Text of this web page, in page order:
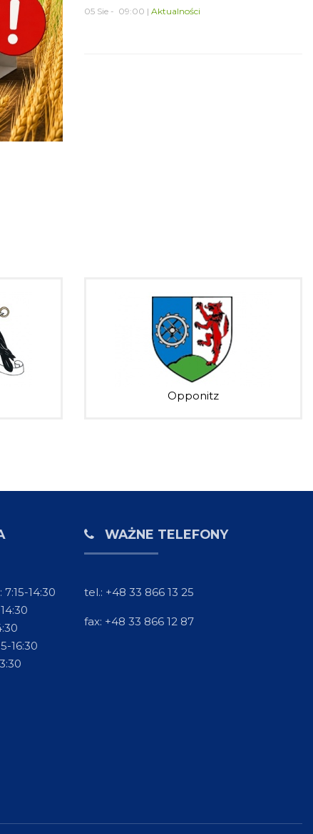
05 Sie - 09:00 | Aktualności
Opponitz
14:30
16:30
WAŻNE TELEFONY
tel.: +48 33 866 13 25
fax: +48 33 866 12 87